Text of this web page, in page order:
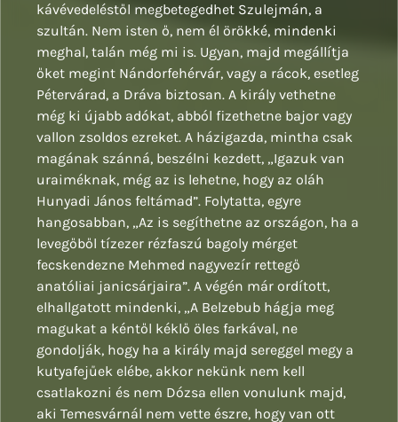
kávévedeléstől megbetegedhet Szulejmán, a
szultán. Nem isten ő, nem él örökké, mindenki
meghal, talán még mi is. Ugyan, majd megállítja
őket megint Nándorfehérvár, vagy a rácok, esetleg
Pétervárad, a Dráva biztosan. A király vethetne
még ki újabb adókat, abból fizethetne bajor vagy
vallon zsoldos ezreket. A házigazda, mintha csak
magának szánná, beszélni kezdett, „Igazuk van
uraiméknak, még az is lehetne, hogy az oláh
Hunyadi János feltámad”. Folytatta, egyre
hangosabban, „Az is segíthetne az országon, ha a
levegőből tízezer rézfaszú bagoly mérget
fecskendezne Mehmed nagyvezír rettegő
anatóliai janicsárjaira”. A végén már ordított,
elhallgatott mindenki, „A Belzebub hágja meg
magukat a kéntől kéklő öles farkával, ne
gondolják, hogy ha a király majd sereggel megy a
kutyafejűek elébe, akkor nekünk nem kell
csatlakozni és nem Dózsa ellen vonulunk majd,
aki Temesvárnál nem vette észre, hogy van ott